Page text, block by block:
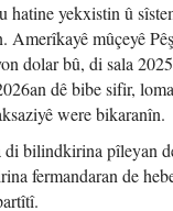
hatine yekxistin û
mûçeyê
dolar bû, di sala
dê bibe sifir,
were bikaranîn.
pîleyan
fermandaran de